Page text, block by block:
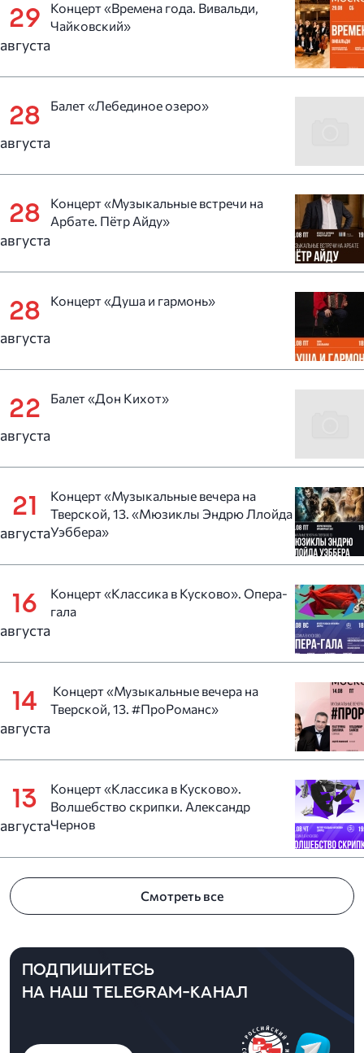
29
августа
Концерт «Времена года. Вивальди,
Чайковский»
28
августа
Балет «Лебединое озеро»
28
августа
Концерт «Музыкальные встречи на
Арбате. Пётр Айду»
28
августа
Концерт «Душа и гармонь»
22
августа
Балет «Дон Кихот»
21
августа
Концерт «Музыкальные вечера на
Тверской, 13. «Мюзиклы Эндрю Ллойда
Уэббера»
16
августа
Концерт «Классика в Кусково». Опера-
гала
14
августа
Концерт «Музыкальные вечера на
Тверской, 13. #ПроРоманс»
13
августа
Концерт «Классика в Кусково».
Волшебство скрипки. Александр
Чернов
Смотреть все
ПОДПИШИТЕСЬ
НА НАШ TELEGRAM-КАНАЛ